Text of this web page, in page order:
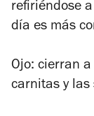
refiriéndose
día es más
Ojo: cierran
carnitas y las